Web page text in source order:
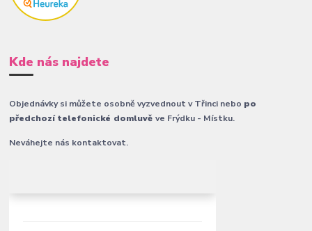
Kde nás najdete
Objednávky si můžete osobně vyzvednout v Třinci nebo po
předchozí telefonické domluvěve Frýdku - Místku.
Neváhejte nás kontaktovat.